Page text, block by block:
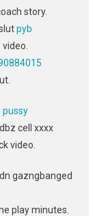
story.
pyb
pussy
cell xxxx
video.
gazngbanged
play minutes.